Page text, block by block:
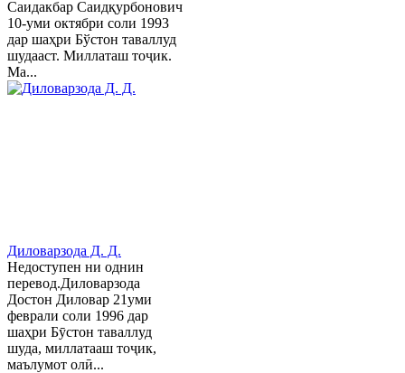
Саидакбар Саидқурбонович
10-уми октябри соли 1993
дар шаҳри Бўстон таваллуд
шудааст. Миллаташ тоҷик.
Ма...
Диловарзода Д. Д.
Недоступен ни однин
перевод.Диловарзода
Достон Диловар 21уми
феврали соли 1996 дар
шаҳри Бӯстон таваллуд
шуда, миллатааш тоҷик,
маълумот олӣ...